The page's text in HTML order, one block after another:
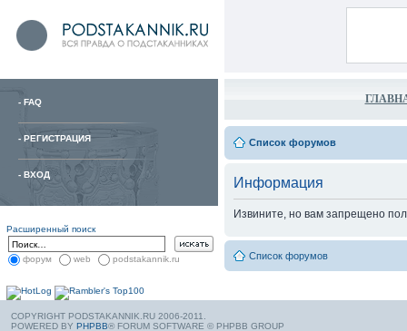
- FAQ
- РЕГИСТРАЦИЯ
- ВХОД
Расширенный поиск
форум web podstakannik.ru
Список форумов
Информация
Извините, но вам запрещено
Список форумов
COPYRIGHT PODSTAKANNIK.RU 2006-2011.
POWERED BY PHPBB® FORUM SOFTWARE © PHPBB GROUP